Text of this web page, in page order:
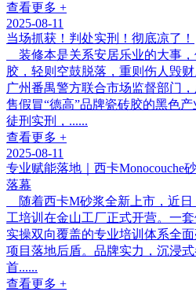
查看更多 +
2025-08-11
当场抓获！判处实刑！彻底凉了！
装修本是关系安居乐业的大事
胶，轻则空鼓脱落，重则伤人毁
广州番禺警方联合市场监督部门
售假冒“德高”品牌瓷砖胶的黑色
徒刑实刑，......
查看更多 +
2025-08-11
专业赋能落地｜西卡Monocouche
落幕
随着西卡M砂浆全新上市，近日
工培训在金山工厂正式开营。一
实操双向覆盖的专业培训体系全
项目落地后盾。品牌实力，沉浸
首......
查看更多 +